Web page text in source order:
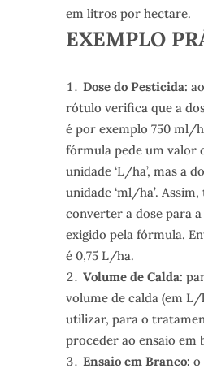
em litros por hectare.
EXEMPLO
Dose do Pesticida:
rótulo verifica que a
é por exemplo 750 ml/
fórmula pede um valor
unidade ‘L/ha’, mas a
unidade ‘ml/ha’.
converter a dose para a
exigido pela fórmula.
é 0,75 L/ha.
Volume de Calda:
volume de calda (em
utilizar, para o
proceder ao ensaio em
Ensaio em Branco: o